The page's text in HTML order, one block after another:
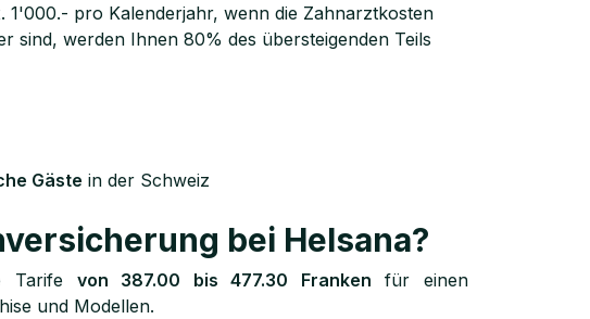
1'000.- pro Kalenderjahr, wenn die Zahnarztkosten
sind, werden Ihnen 80% des übersteigenden Teils
Gäste in der Schweiz
bei Helsana?
Tarife von 387.00 bis 477.30 Franken für einen
und Modellen.